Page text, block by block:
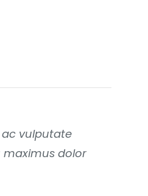
ac vulputate
dolor